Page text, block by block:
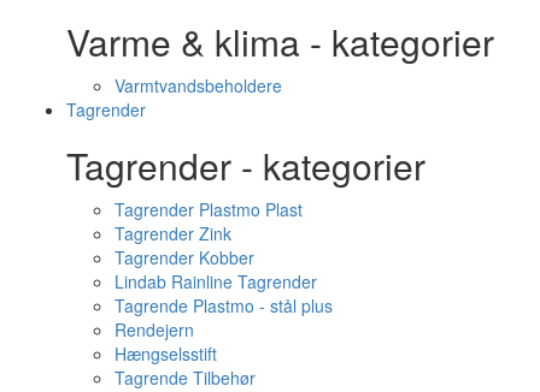
Varme & klima - kategorier
Varmtvandsbeholdere
Tagrender
Tagrender - kategorier
Tagrender Plastmo Plast
Tagrender Zink
Tagrender Kobber
Lindab Rainline Tagrender
Tagrende Plastmo - stål plus
Rendejern
Hængselsstift
Tagrende Tilbehør